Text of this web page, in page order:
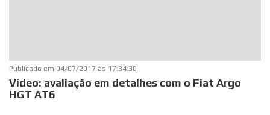
Publicado em 04/07/2017 às 17:34:30
Vídeo: avaliação em detalhes com o Fiat Argo
HGT AT6